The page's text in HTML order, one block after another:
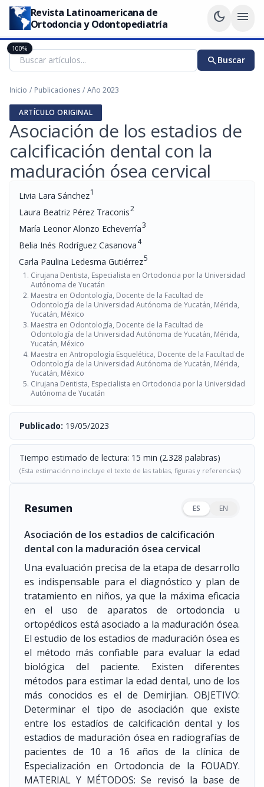
Revista Latinoamericana de
Ortodoncia y Odontopediatría
dark_mode menu
searchBuscar
Inicio / Publicaciones / Año 2023
ARTÍCULO ORIGINAL
Asociación de los estadios de
calcificación dental con la
maduración ósea cervical
Livia Lara Sánchez1
Laura Beatriz Pérez Traconis2
María Leonor Alonzo Echeverría3
Belia Inés Rodríguez Casanova4
Carla Paulina Ledesma Gutiérrez5
Cirujana Dentista, Especialista en Ortodoncia por la Universidad
Autónoma de Yucatán
Maestra en Odontología, Docente de la Facultad de
Odontología de la Universidad Autónoma de Yucatán, Mérida,
Yucatán, México
Maestra en Odontología, Docente de la Facultad de
Odontología de la Universidad Autónoma de Yucatán, Mérida,
Yucatán, México
Maestra en Antropología Esquelética, Docente de la Facultad de
Odontología de la Universidad Autónoma de Yucatán, Mérida,
Yucatán, México
Cirujana Dentista, Especialista en Ortodoncia por la Universidad
Autónoma de Yucatán
Publicado: 19/05/2023
Tiempo estimado de lectura: 15 min (2.328 palabras)
(Esta estimación no incluye el texto de las tablas, figuras y referencias)
Resumen ES EN
Asociación de los estadios de calcificación
dental con la maduración ósea cervical
Una evaluación precisa de la etapa de desarrollo
es indispensable para el diagnóstico y plan de
tratamiento en niños, ya que la máxima eficacia
en el uso de aparatos de ortodoncia u
ortopédicos está asociado a la maduración ósea.
El estudio de los estadios de maduración ósea es
el método más confiable para evaluar la edad
biológica del paciente. Existen diferentes
métodos para estimar la edad dental, uno de los
más conocidos es el de Demirjian. OBJETIVO:
Determinar el tipo de asociación que existe
entre los estadíos de calcificación dental y los
estadios de maduración ósea en radiografías de
pacientes de 10 a 16 años de la clínica de
Especialización en Ortodoncia de la FOUADY.
MATERIAL Y MÉTODOS: Se revisó la base de
100%